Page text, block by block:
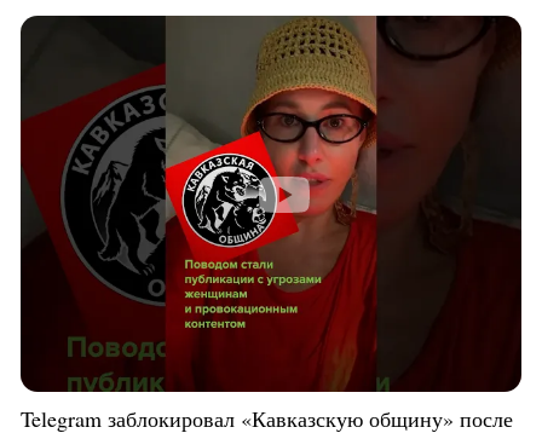
Telegram заблокировал «Кавказскую общину» после